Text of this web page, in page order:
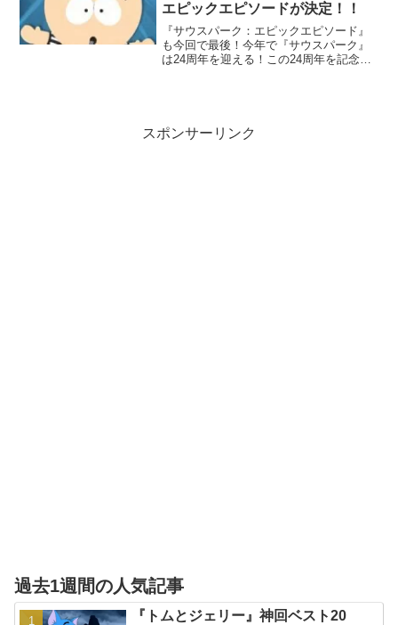
エピックエピソードが決定！！
『サウスパーク：エピックエピソード』
も今回で最後！今年で『サウスパーク』
は24周年を迎える！この24周年を記念す
スポンサーリンク
過去1週間の人気記事
『トムとジェリー』神回ベスト20